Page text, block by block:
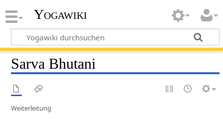
Yogawiki
Sarva Bhutani
Weiterleitung